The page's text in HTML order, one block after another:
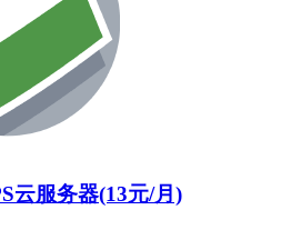
云服务器(13元/月)